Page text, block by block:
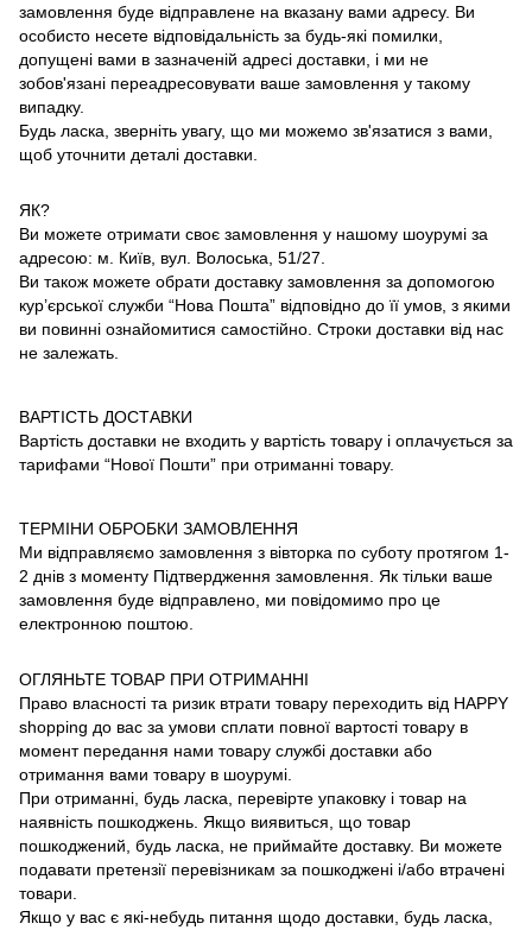
замовлення буде відправлене на вказану вами адресу. Ви
особисто несете відповідальність за будь-які помилки,
допущені вами в зазначеній адресі доставки, і ми не
зобов'язані переадресовувати ваше замовлення у такому
випадку.
Будь ласка, зверніть увагу, що ми можемо зв'язатися з вами,
щоб уточнити деталі доставки.
ЯК?
Ви можете отримати своє замовлення у нашому шоурумі за
адресою: м. Київ, вул. Волоська, 51/27.
Ви також можете обрати доставку замовлення за допомогою
кур’єрської служби “Нова Пошта” відповідно до її умов, з якими
ви повинні ознайомитися самостійно. Строки доставки від нас
не залежать.
ВАРТІСТЬ ДОСТАВКИ
Вартість доставки не входить у вартість товару і оплачується за
тарифами “Нової Пошти” при отриманні товару.
ТЕРМІНИ ОБРОБКИ ЗАМОВЛЕННЯ
Ми відправляємо замовлення з вівторка по суботу протягом 1-
2 днів з моменту Підтвердження замовлення. Як тільки ваше
замовлення буде відправлено, ми повідомимо про це
електронною поштою.
ОГЛЯНЬТЕ ТОВАР ПРИ ОТРИМАННІ
Право власності та ризик втрати товару переходить від HAPPY
shopping до вас за умови сплати повної вартості товару в
момент передання нами товару службі доставки або
отримання вами товару в шоурумі.
При отриманні, будь ласка, перевірте упаковку і товар на
наявність пошкоджень. Якщо виявиться, що товар
пошкоджений, будь ласка, не приймайте доставку. Ви можете
подавати претензії перевізникам за пошкоджені і/або втрачені
товари.
Якщо у вас є які-небудь питання щодо доставки, будь ласка,